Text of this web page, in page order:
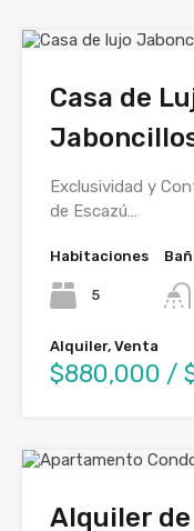
Casa de
Exclusividad y
de Escazú…
Habitaciones
5
Alquiler, Venta
$880,000 /
Alquiler